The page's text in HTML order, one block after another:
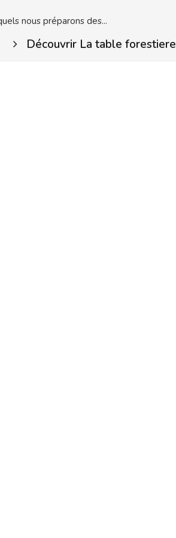
nous préparons des...
Découvrir La table forestiere